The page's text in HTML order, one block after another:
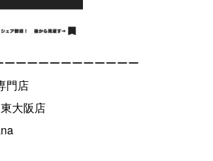
ーーーーーーーーーーー
門店
大阪店